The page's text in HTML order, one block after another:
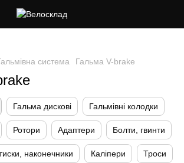
система Гальма V-brake
Гальма дисковi Гальмівні колодки
Ротори Адаптери Болти, гвинти
наконечники Каліпери Троси